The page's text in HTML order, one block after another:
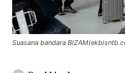
Suasana bandara